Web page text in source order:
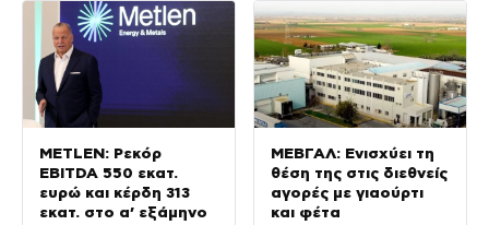
METLEN: Ρεκόρ
EBITDA 550 εκατ.
ευρώ και κέρδη 313
εκατ. στο α’ εξάμηνο
ΜΕΒΓΑΛ: Ενισχύει τη
θέση της στις διεθνείς
αγορές με γιαούρτι
και φέτα